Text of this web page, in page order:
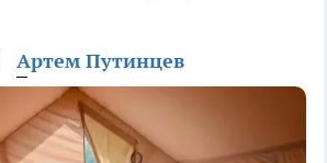
Артем Путинцев